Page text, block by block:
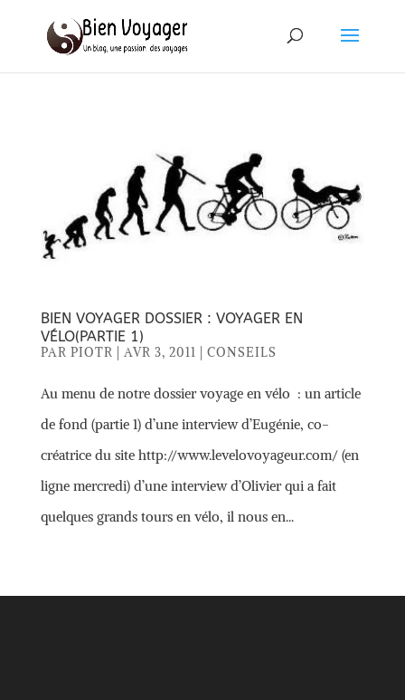
BIEN VOYAGER DOSSIER : VOYAGER EN
VÉLO(PARTIE 1)
PAR PIOTR AVR 3, 2011 CONSEILS
Au menu de notre dossier voyage en vélo : un article
de fond (partie 1) d’une interview d’Eugénie, co-
créatrice du site http://www.levelovoyageur.com/ (en
ligne mercredi) d’une interview d’Olivier qui a fait
quelques grands tours en vélo, il nous en...